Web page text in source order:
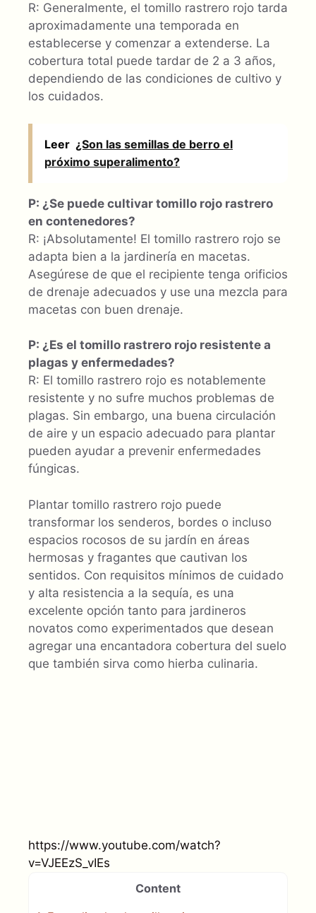
R: Generalmente, el tomillo rastrero rojo tarda
aproximadamente una temporada en
establecerse y comenzar a extenderse. La
cobertura total puede tardar de 2 a 3 años,
dependiendo de las condiciones de cultivo y
los cuidados.
Leer ¿Son las semillas de berro el
próximo superalimento?
P: ¿Se puede cultivar tomillo rojo rastrero
en contenedores?
R: ¡Absolutamente! El tomillo rastrero rojo se
adapta bien a la jardinería en macetas.
Asegúrese de que el recipiente tenga orificios
de drenaje adecuados y use una mezcla para
macetas con buen drenaje.
P: ¿Es el tomillo rastrero rojo resistente a
plagas y enfermedades?
R: El tomillo rastrero rojo es notablemente
resistente y no sufre muchos problemas de
plagas. Sin embargo, una buena circulación
de aire y un espacio adecuado para plantar
pueden ayudar a prevenir enfermedades
fúngicas.
Plantar tomillo rastrero rojo puede
transformar los senderos, bordes o incluso
espacios rocosos de su jardín en áreas
hermosas y fragantes que cautivan los
sentidos. Con requisitos mínimos de cuidado
y alta resistencia a la sequía, es una
excelente opción tanto para jardineros
novatos como experimentados que desean
agregar una encantadora cobertura del suelo
que también sirva como hierba culinaria.
https://www.youtube.com/watch?
v=VJEEzS_vIEs
Content